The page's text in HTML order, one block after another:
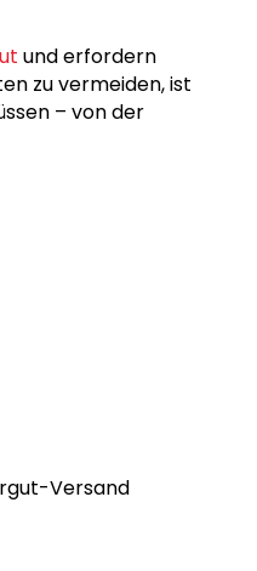
und erfordern
zu vermeiden, ist
– von der
Versand